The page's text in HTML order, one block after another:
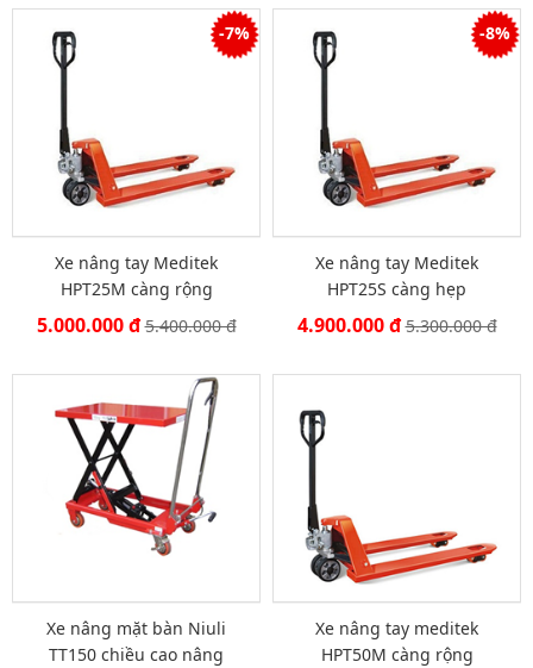
-7%
Xe nâng tay Meditek
HPT25M càng rộng
5.000.000 đ5.400.000 đ
-8%
Xe nâng tay Meditek
HPT25S càng hẹp
4.900.000 đ5.300.000 đ
Xe nâng mặt bàn Niuli
TT150 chiều cao nâng
Xe nâng tay meditek
HPT50M càng rộng